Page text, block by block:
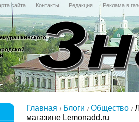
сайта Контакты Редакция Реклама в
Главная Блоги Общество
магазине Lemonadd.ru